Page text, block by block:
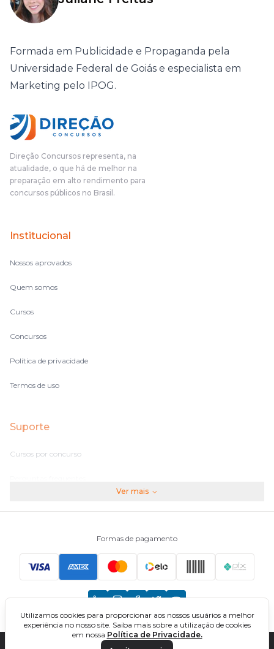
Formada em Publicidade e Propaganda pela
Universidade Federal de Goiás e especialista em
Marketing pelo IPOG.
Direção Concursos representa, na
atualidade, o que há de melhor na
preparação em alto rendimento para
concursos públicos no Brasil.
Institucional
Nossos aprovados
Quem somos
Cursos
Concursos
Política de privacidade
Termos de uso
Suporte
Cursos por concurso
Principais Concursos
CNU
TCU
Ver mais
Formas de pagamento
Utilizamos cookies para proporcionar aos nossos usuários a melhor
experiência no nosso site. Saiba mais sobre a utilização de cookies
em nossa Política de Privacidade.